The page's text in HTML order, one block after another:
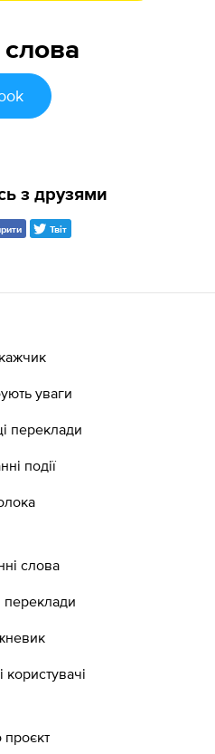
з друзями
Твіт
уваги
переклади
події
слова
переклади
проєкт